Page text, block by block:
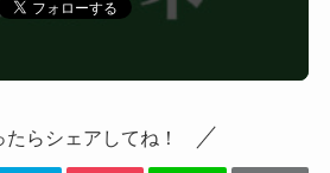
たらシェアしてね！